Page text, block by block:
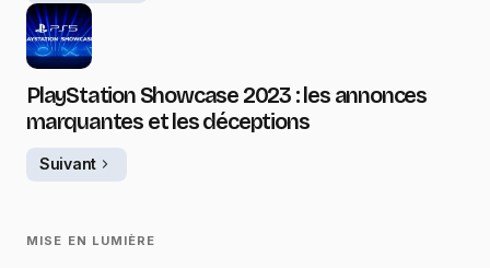
PlayStation Showcase 2023 : les annonces
marquantes et les déceptions
Suivant
MISE EN LUMIÈRE